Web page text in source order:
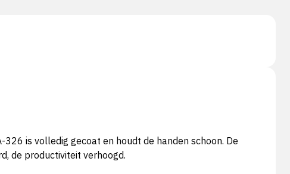
is volledig gecoat en houdt de handen schoon. De
de productiviteit verhoogd.